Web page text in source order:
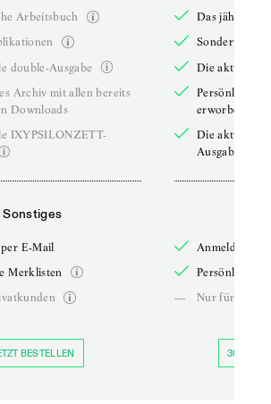
Arbeitsbuch
double-Ausgabe
Archiv mit allen bereits
Downloads
IXYPSILONZETT-
Sonstiges
E-Mail
Merklisten
BESTELLEN
Das jährliche
Die aktuelle
Persönliches
erworbenen
Die aktuelle
Ausgabe
Anmelden
Persönliche
—
Nur für
30 TAGE